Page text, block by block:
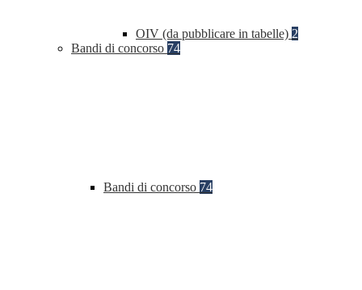
OIV (da pubblicare in tabelle) 2
Bandi di concorso 74
Bandi di concorso 74